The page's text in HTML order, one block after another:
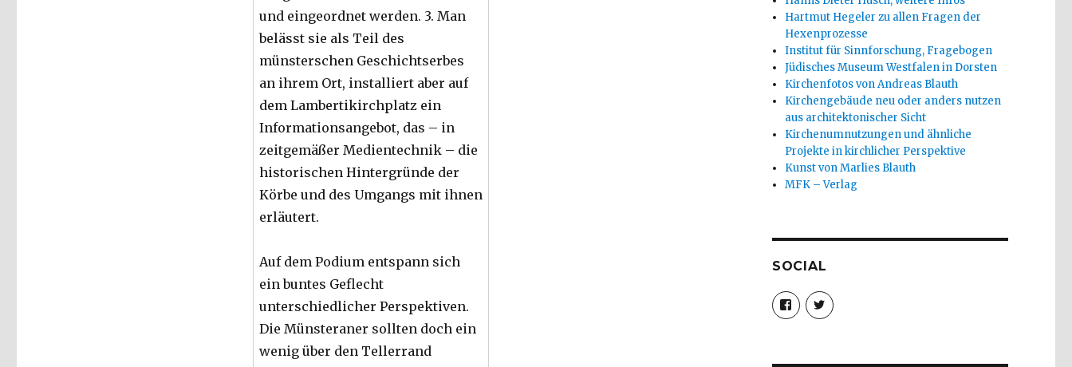
und eingeordnet werden. 3. Man
belässt sie als Teil des
münsterschen Geschichtserbes
an ihrem Ort, installiert aber auf
dem Lambertikirchplatz ein
Informationsangebot, das – in
zeitgemäßer Medientechnik – die
historischen Hintergründe der
Körbe und des Umgangs mit ihnen
erläutert.
Auf dem Podium entspann sich
ein buntes Geflecht
unterschiedlicher Perspektiven.
Die Münsteraner sollten doch ein
wenig über den Tellerrand
Hartmut Hegeler zu allen Fragen der
Hexenprozesse
Institut für Sinnforschung, Fragebogen
Jüdisches Museum Westfalen in Dorsten
Kirchenfotos von Andreas Blauth
Kirchengebäude neu oder anders nutzen
aus architektonischer Sicht
Kirchenumnutzungen und ähnliche
Projekte in kirchlicher Perspektive
Kunst von Marlies Blauth
MFK – Verlag
SOCIAL
Profil
von
christoph.fleischer1
anzeigen
Profil
von
anzeigen